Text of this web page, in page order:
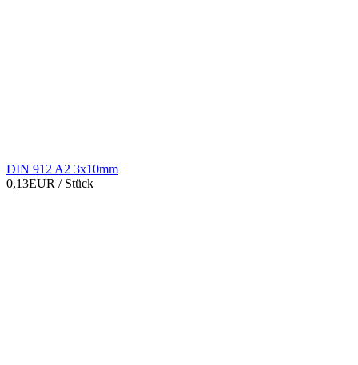
DIN 912 A2 3x10mm
0,13EUR / Stück